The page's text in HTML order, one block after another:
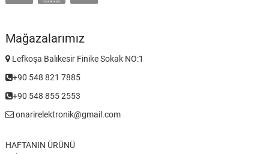
Mağazalarımız
Lefkoşa Balıkesir Finike Sokak NO:1
+90 548 821 7885
+90 548 855 2553
onarirelektronik@gmail.com
HAFTANIN ÜRÜNÜ